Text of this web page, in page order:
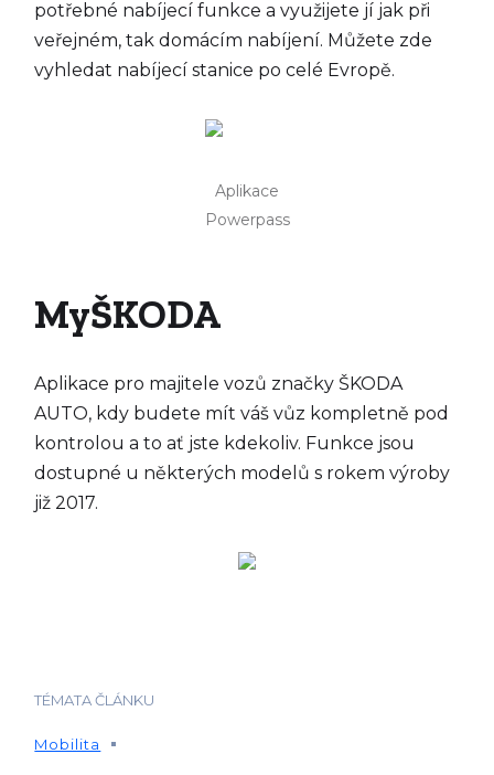
TÉMATA ČLÁNKU
Mobilita
potřebné nabíjecí funkce a využijete jí jak při
veřejném, tak domácím nabíjení. Můžete zde
vyhledat nabíjecí stanice po celé Evropě.
Aplikace
Powerpass
MyŠKODA
Aplikace pro majitele vozů značky ŠKODA
AUTO, kdy budete mít váš vůz kompletně pod
kontrolou a to ať jste kdekoliv. Funkce jsou
dostupné u některých modelů s rokem výroby
již 2017.